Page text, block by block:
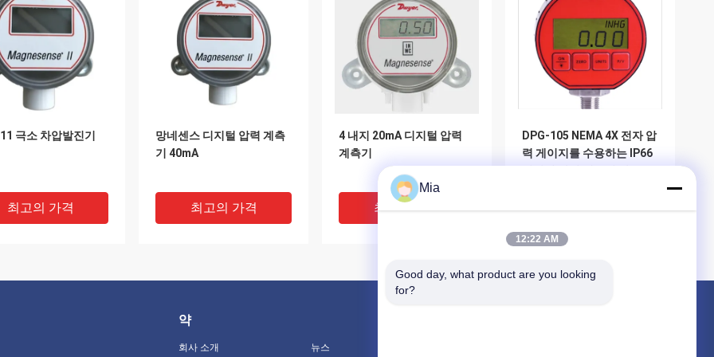
극소 차압발진기
최고의 가격
망네센스 디지털 압력 계측
기 40mA
최고의 가격
4 내지 20mA 디지털 압력
계측기
최고의 가격
DPG-105 NEMA 4X 전자 압
력 게이지를 수용하는 IP66
최고의 가격
약
회사 소개 뉴스
Mia
12:22 AM
Good day, what product are you looking
for?